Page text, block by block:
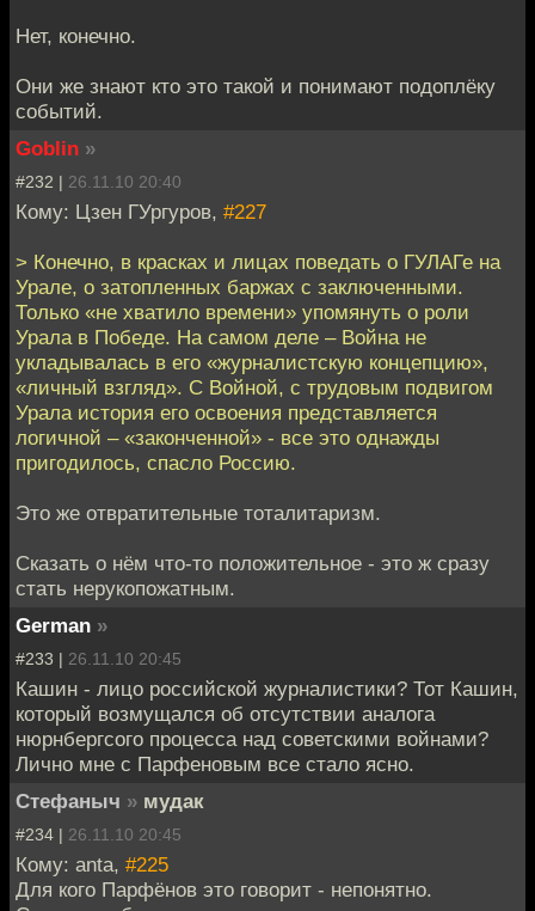
Нет, конечно.
Они же знают кто это такой и понимают подоплёку
событий.
Goblin »
#232 | 26.11.10 20:40
Кому: Цзен ГУргуров, #227
> Конечно, в красках и лицах поведать о ГУЛАГе на
Урале, о затопленных баржах с заключенными.
Только «не хватило времени» упомянуть о роли
Урала в Победе. На самом деле – Война не
укладывалась в его «журналистскую концепцию»,
«личный взгляд». С Войной, с трудовым подвигом
Урала история его освоения представляется
логичной – «законченной» - все это однажды
пригодилось, спасло Россию.
Это же отвратительные тоталитаризм.
Сказать о нём что-то положительное - это ж сразу
стать нерукопожатным.
German »
#233 | 26.11.10 20:45
Кашин - лицо российской журналистики? Тот Кашин,
который возмущался об отсутствии аналога
нюрнбергсого процесса над советскими войнами?
Лично мне с Парфеновым все стало ясно.
Стефаныч » мудак
#234 | 26.11.10 20:45
Кому: anta, #225
Для кого Парфёнов это говорит - непонятно.